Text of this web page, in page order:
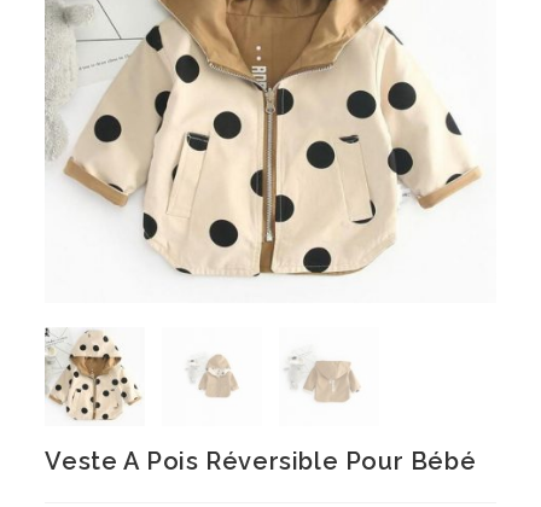
Veste A Pois Réversible Pour Bébé